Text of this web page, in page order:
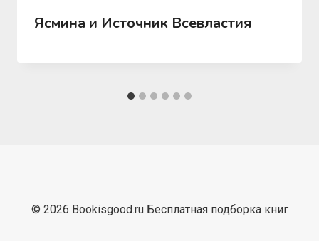
Ясмина и Источник Всевластия
© 2026 Bookisgood.ru Бесплатная подборка книг